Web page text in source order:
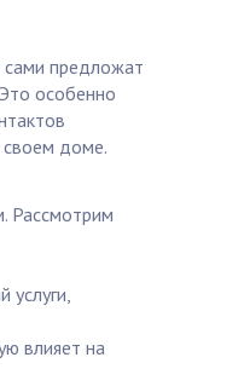
сами предложат
особенно
своем доме.
Рассмотрим
услуги,
влияет на